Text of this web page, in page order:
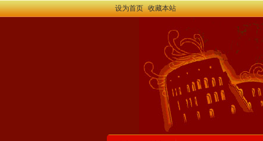
设为首页 收藏本站